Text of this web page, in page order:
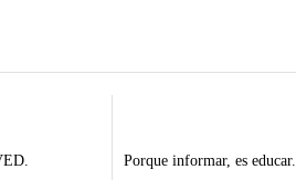
Porque informar, es educar.